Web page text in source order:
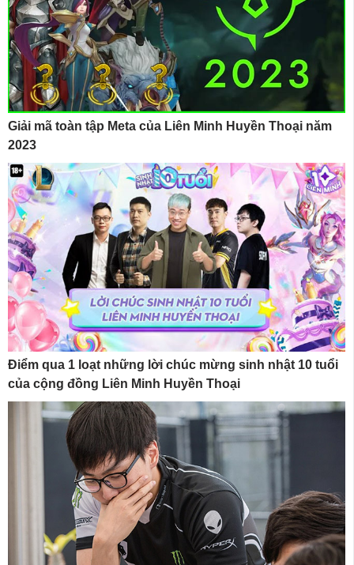
Giải mã toàn tập Meta của Liên Minh Huyền Thoại năm
2023
Điểm qua 1 loạt những lời chúc mừng sinh nhật 10 tuổi
của cộng đồng Liên Minh Huyền Thoại